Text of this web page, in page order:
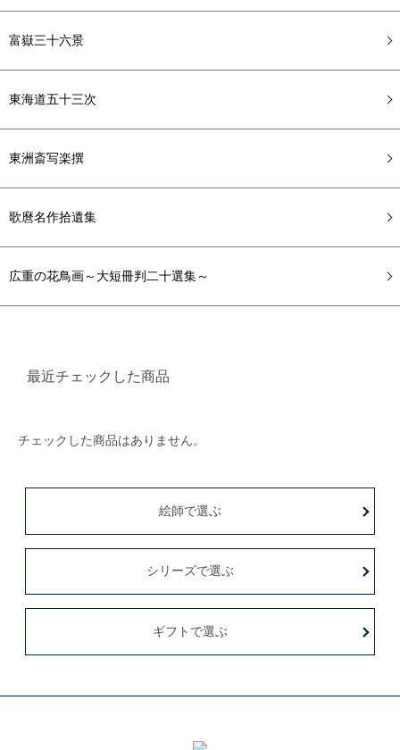
富嶽三十六景
東海道五十三次
東洲斎写楽撰
歌麿名作拾遺集
広重の花鳥画～大短冊判二十選集～
最近チェックした商品
チェックした商品はありません。
絵師で選ぶ
シリーズで選ぶ
ギフトで選ぶ